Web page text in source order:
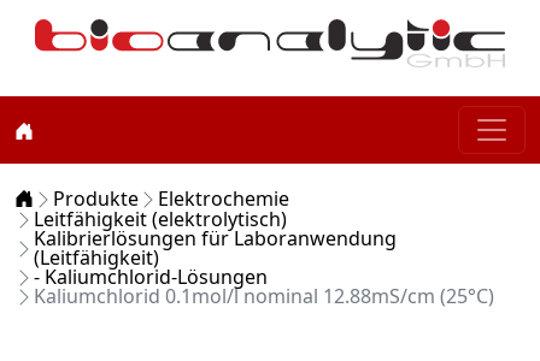
Home
Produkte Elektrochemie
Leitfähigkeit (elektrolytisch)
Kalibrierlösungen für Laboranwendung
(Leitfähigkeit)
- Kaliumchlorid-Lösungen
Kaliumchlorid 0.1mol/l nominal 12.88mS/cm (25°C)